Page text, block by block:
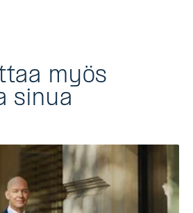
myös
sinua